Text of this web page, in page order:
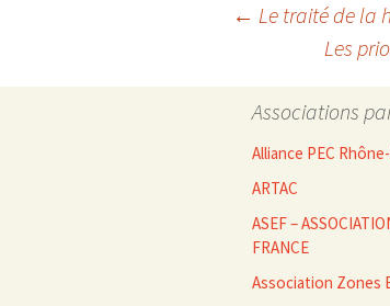
Navigation
des
← Le traité de la
Les
Associations
Alliance PEC
ARTAC
ASEF –
FRANCE
Association Zones